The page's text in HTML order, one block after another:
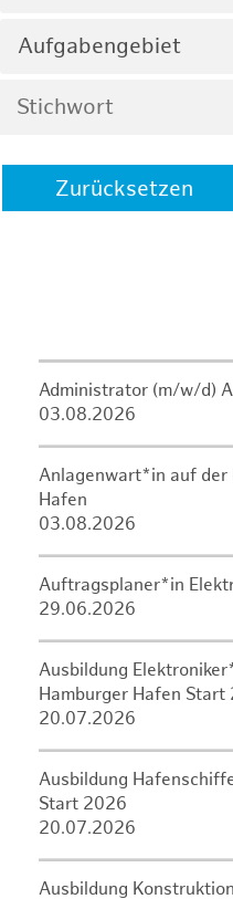
Aufgabengebiet
Zurücksetzen
Administrator (m/w/d)
03.08.2026
Anlagenwart*in auf der
Hafen
03.08.2026
Auftragsplaner*in
29.06.2026
Ausbildung
Hamburger Hafen Start
20.07.2026
Ausbildung
Start 2026
20.07.2026
Ausbildung